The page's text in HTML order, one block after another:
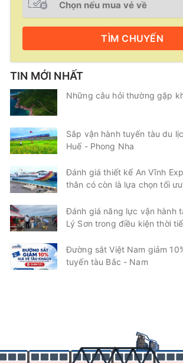
TÌM CHUYẾN
TIN MỚI NHẤT
Những câu hỏi thường gặp
Sắp vận hành tuyến tàu du
Huế - Phong Nha
Đánh giá thiết kế An Vĩnh
thân có còn là lựa chọn tối
Đánh giá năng lực vận hành
Lý Sơn trong điều kiện thời
Đường sắt Việt Nam giảm
tuyến tàu Bắc - Nam